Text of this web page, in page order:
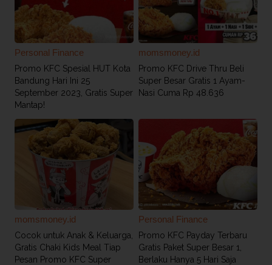
Personal Finance
Promo KFC Spesial HUT Kota
Bandung Hari Ini 25
September 2023, Gratis Super
Mantap!
momsmoney.id
Promo KFC Drive Thru Beli
Super Besar Gratis 1 Ayam-
Nasi Cuma Rp 48.636
momsmoney.id
Cocok untuk Anak & Keluarga,
Gratis Chaki Kids Meal Tiap
Pesan Promo KFC Super
Personal Finance
Promo KFC Payday Terbaru
Gratis Paket Super Besar 1,
Berlaku Hanya 5 Hari Saja